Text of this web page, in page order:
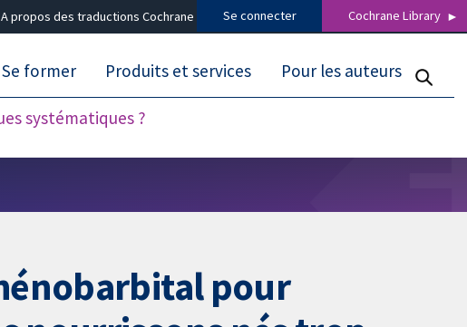
A propos des traductions Cochrane Se connecter Cochrane Library
systématiques ?
Se former Produits et services Pour les auteurs
pour